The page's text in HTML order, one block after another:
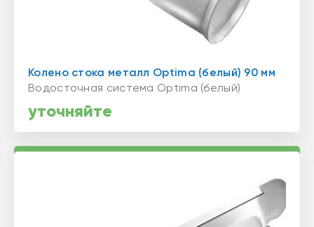
Колено стока металл Optima (белый) 90 мм
Водосточная система Optima (белый)
уточняйте